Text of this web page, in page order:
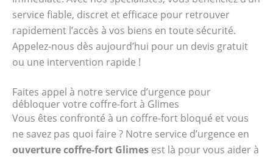
service fiable, discret et efficace pour retrouver
rapidement l’accès à vos biens en toute sécurité.
Appelez-nous dès aujourd’hui pour un devis gratuit
ou une intervention rapide !
Faites appel à notre service d’urgence pour
débloquer votre coffre-fort à Glimes
Vous êtes confronté à un coffre-fort bloqué et vous
ne savez pas quoi faire ? Notre service d’urgence en
ouverture coffre-fort Glimes est là pour vous aider à